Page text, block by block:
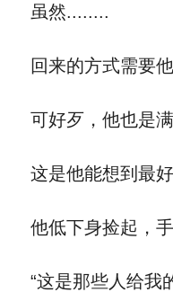
虽然........
回来的方式需要他
可好歹，他也是满
这是他能想到最好
他低下身捡起，手
“这是那些人给我